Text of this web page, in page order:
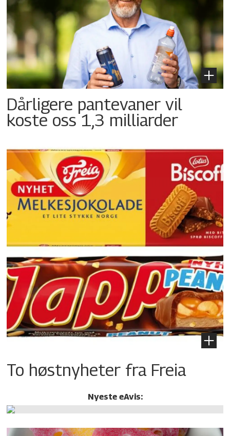
Dårligere pantevaner vil
koste oss 1,3 milliarder
To høstnyheter fra Freia
Nyeste eAvis: